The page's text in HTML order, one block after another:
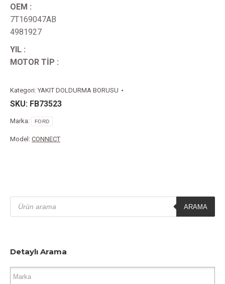
OEM :
7T169047AB
4981927
YIL :
MOTOR TİP :
Kategori: YAKIT DOLDURMA BORUSU
SKU: FB73523
Marka: FORD
Model: CONNECT
Products
search ARAMA
Detaylı Arama